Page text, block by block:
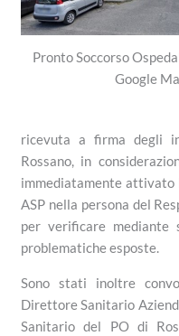
Pronto Soccorso
Google
ricevuta a firma degli
Rossano, in
immediatamente attivato
ASP nella persona del
per verificare mediante
problematiche esposte.
Sono stati inoltre
Direttore Sanitario
Sanitario del PO di